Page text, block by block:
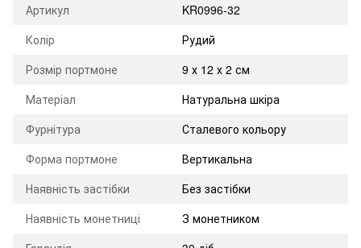
Артикул
KR0996-32
Колір
Рудий
Розмір портмоне
9 х 12 х 2 см
Матеріал
Натуральна шкіра
Фурнітура
Сталевого кольору
Форма портмоне
Вертикальна
Наявність застібки
Без застібки
Наявність монетниці
З монетником